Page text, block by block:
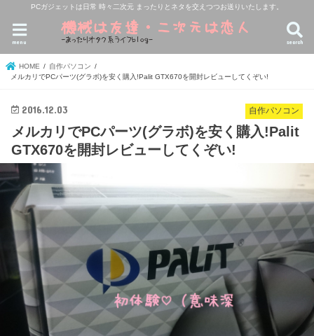
PCガジェットは日常 時々二次元 まったりとネタを交えつつお送りいたします。
search
menu
HOME
自作パソコン
メルカリでPCパーツ(グラボ)を安く購入!Palit GTX670を開封レビューしてくぞい!
自作パソコン
2016.12.03
メルカリでPCパーツ(グラボ)を安く購入!Palit
GTX670を開封レビューしてくぞい!